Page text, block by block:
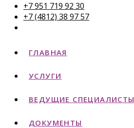
+7 951 719 92 30
+7 (4812) 38 97 57
ГЛАВНАЯ
УСЛУГИ
ВЕДУЩИЕ СПЕЦИАЛИСТЫ
ДОКУМЕНТЫ